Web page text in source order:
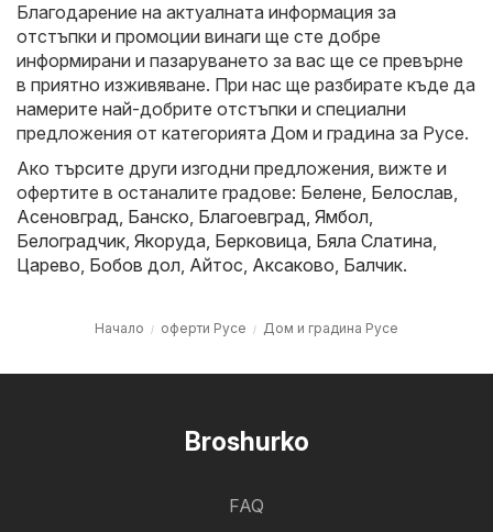
Благодарение на актуалната информация за
отстъпки и промоции винаги ще сте добре
информирани и пазаруването за вас ще се превърне
в приятно изживяване. При нас ще разбирате къде да
намерите най-добрите отстъпки и специални
предложения от категорията Дом и градина за Русе.
Ако търсите други изгодни предложения, вижте и
офертите в останалите градове: Белене, Белослав,
Асеновград, Банско, Благоевград, Ямбол,
Белоградчик, Якоруда, Берковица, Бяла Слатина,
Царево, Бобов дол, Айтос, Аксаково, Балчик.
Начало оферти Русе Дом и градина Русе
Broshurko
FAQ